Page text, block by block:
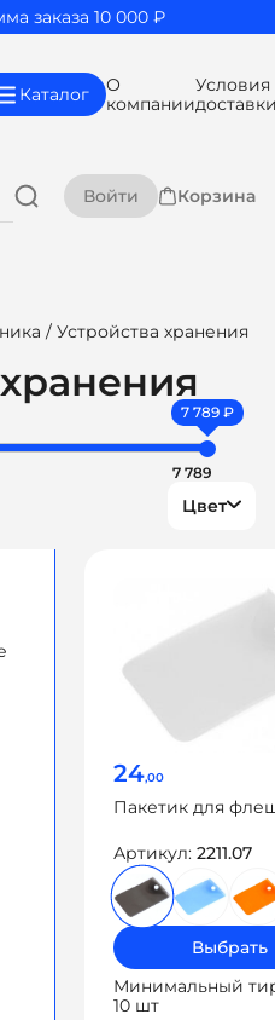
заказа 10 000 ₽
Каталог
О
компании
Условия
Войти Корзина
/ Устройства хранения
7 789 ₽
7 789
Цвет
24,00
Пакетик для
Артикул: 2211.07
Выбрать
Минимальный
10 шт